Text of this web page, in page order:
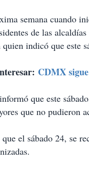
semana cuando
de las
indicó que este
CDMX
que este
que no pudieron
el sábado 24, se